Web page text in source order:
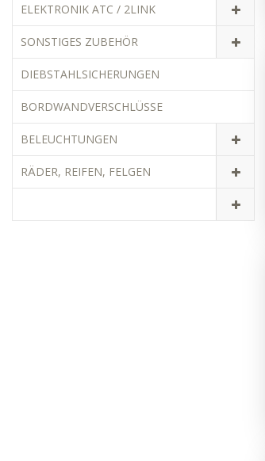
ELEKTRONIK ATC / 2LINK
SONSTIGES ZUBEHÖR
DIEBSTAHLSICHERUNGEN
BORDWANDVERSCHLÜSSE
BELEUCHTUNGEN
RÄDER, REIFEN, FELGEN